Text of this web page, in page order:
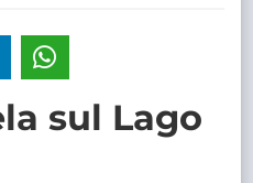
sul Lago